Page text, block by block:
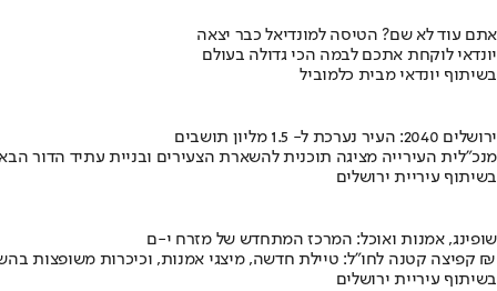
אתם עוד לא שם? הטיסה למונדיאל כבר יצאה
יונדאי לוקחת אתכם לבמה הכי גדולה בעולם
בשיתוף יונדאי מבית כלמוביל
ירושלים 2040: העיר נערכת ל- 1.5 מליון תושבים
מנכ"לית העירייה מציגה תוכנית להשארת הצעירים ובניית עתיד הדור
בשיתוף עיריית ירושלים
שופינג, אמנות ואוכל: המרכז המתחדש של מזרח י-ם
קפיצה קטנה לחו"ל: טיילת חדשה, מיצגי אמנות, וכיכרות משופצות בהשקעה של 100 מיליון ₪
בשיתוף עיריית ירושלים